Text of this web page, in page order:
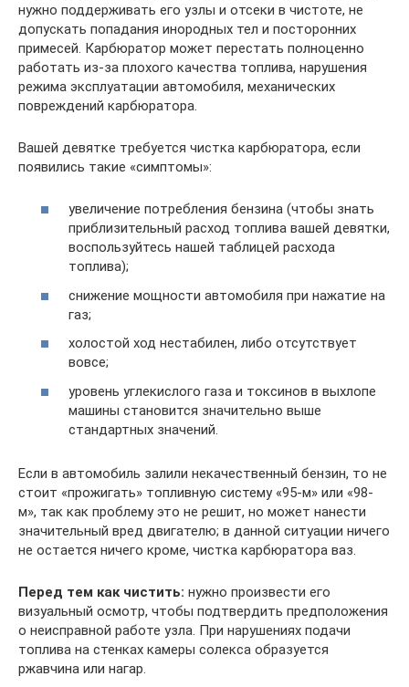
нужно поддерживать его узлы и отсеки в чистоте, не
допускать попадания инородных тел и посторонних
примесей. Карбюратор может перестать полноценно
работать из-за плохого качества топлива, нарушения
режима эксплуатации автомобиля, механических
повреждений карбюратора.
Вашей девятке требуется чистка карбюратора, если
появились такие «симптомы»:
увеличение потребления бензина (чтобы знать
приблизительный расход топлива вашей девятки,
воспользуйтесь нашей таблицей расхода
топлива);
снижение мощности автомобиля при нажатие на
газ;
холостой ход нестабилен, либо отсутствует
вовсе;
уровень углекислого газа и токсинов в выхлопе
машины становится значительно выше
стандартных значений.
Если в автомобиль залили некачественный бензин, то не
стоит «прожигать» топливную систему «95-м» или «98-
м», так как проблему это не решит, но может нанести
значительный вред двигателю; в данной ситуации ничего
не остается ничего кроме, чистка карбюратора ваз.
Перед тем как чистить: нужно произвести его
визуальный осмотр, чтобы подтвердить предположения
о неисправной работе узла. При нарушениях подачи
топлива на стенках камеры солекса образуется
ржавчина или нагар.